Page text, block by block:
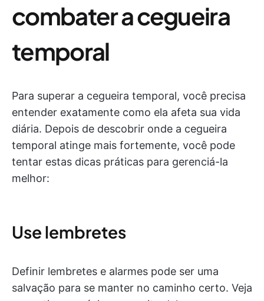
combater a cegueira
temporal
Para superar a cegueira temporal, você precisa
entender exatamente como ela afeta sua vida
diária. Depois de descobrir onde a cegueira
temporal atinge mais fortemente, você pode
tentar estas dicas práticas para gerenciá-la
melhor:
Use lembretes
Definir lembretes e alarmes pode ser uma
salvação para se manter no caminho certo. Veja